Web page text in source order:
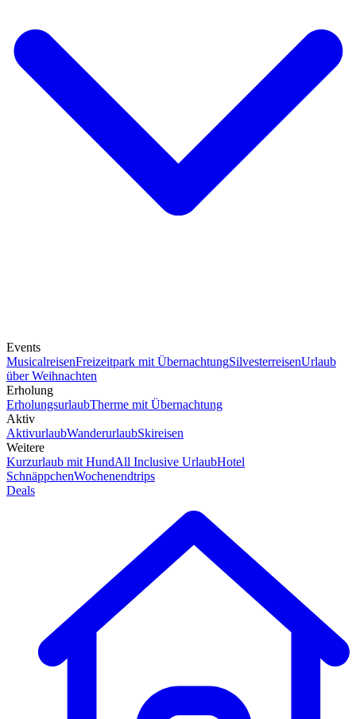
Events
MusicalreisenFreizeitpark mit ÜbernachtungSilvesterreisenUrlaub
über Weihnachten
Erholung
ErholungsurlaubTherme mit Übernachtung
Aktiv
AktivurlaubWanderurlaubSkireisen
Weitere
Kurzurlaub mit HundAll Inclusive UrlaubHotel
SchnäppchenWochenendtrips
Deals